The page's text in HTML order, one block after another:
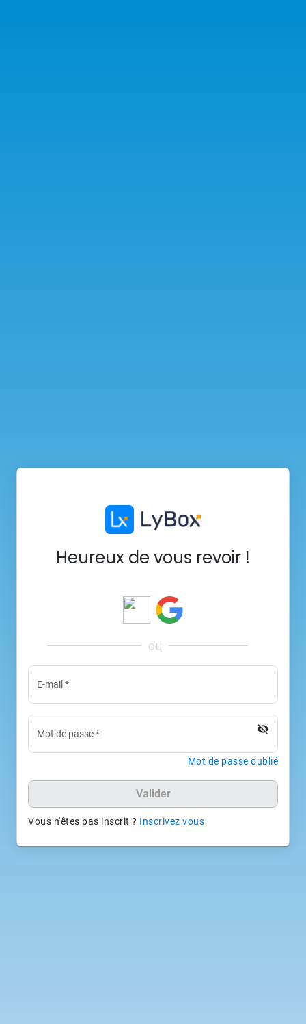
Heureux de vous revoir !
E-mail *
Mot de passe* visibility_off
Mot de passe oublié
Valider
Vous n'êtes pas inscrit ? Inscrivez vous